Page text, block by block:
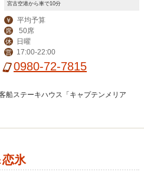
宮古空港から車で10分
￥ 平均予算
席 50席
休 日曜
営 17:00-22:00
0980-72-7815
船ステーキハウス「キャプテンメリア
氷